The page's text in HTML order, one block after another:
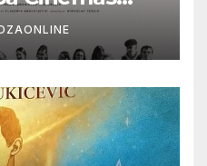
festivalu